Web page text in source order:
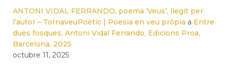
ANTONI VIDAL FERRANDO, poema ‘Veus’, llegit per
l’autor – TornaveuPoètic | Poesia en veu pròpia a Entre
dues fosques, Antoni Vidal Ferrando, Edicions Proa,
Barcelona, 2025
octubre 11, 2025